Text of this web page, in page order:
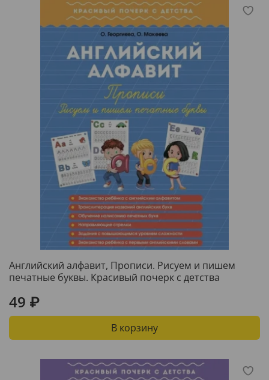
Английский алфавит, Прописи. Рисуем и пишем
печатные буквы. Красивый почерк с детства
49 ₽
В корзину